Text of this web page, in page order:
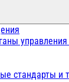
стандарты и